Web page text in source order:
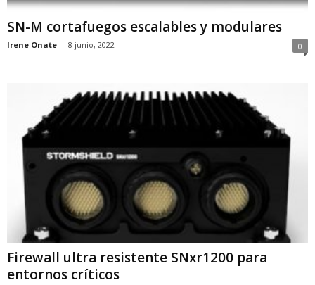
SN-M cortafuegos escalables y modulares
Irene Onate - 8 junio, 2022 0
Firewall ultra resistente SNxr1200 para
entornos críticos